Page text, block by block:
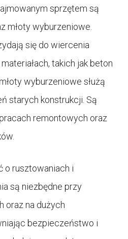
sprzętem są
młoty wyburzeniowe.
się do wiercenia
takich jak beton
wyburzeniowe służą
starych konstrukcji. Są
remontowych oraz
o rusztowaniach i
są niezbędne przy
oraz na dużych
bezpieczeństwo i